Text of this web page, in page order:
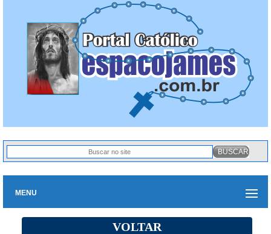
MENU
VOLTAR